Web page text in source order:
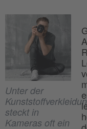
Unter der
steckt in
Kameras oft ein